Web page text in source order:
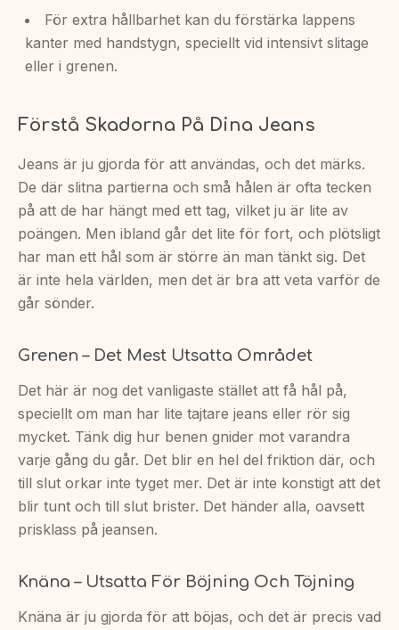
För extra hållbarhet kan du förstärka lappens
kanter med handstygn, speciellt vid intensivt slitage
eller i grenen.
Förstå Skadorna På Dina Jeans
Jeans är ju gjorda för att användas, och det märks.
De där slitna partierna och små hålen är ofta tecken
på att de har hängt med ett tag, vilket ju är lite av
poängen. Men ibland går det lite för fort, och plötsligt
har man ett hål som är större än man tänkt sig. Det
är inte hela världen, men det är bra att veta varför de
går sönder.
Grenen – Det Mest Utsatta Området
Det här är nog det vanligaste stället att få hål på,
speciellt om man har lite tajtare jeans eller rör sig
mycket. Tänk dig hur benen gnider mot varandra
varje gång du går. Det blir en hel del friktion där, och
till slut orkar inte tyget mer. Det är inte konstigt att det
blir tunt och till slut brister. Det händer alla, oavsett
prisklass på jeansen.
Knäna – Utsatta För Böjning Och Töjning
Knäna är ju gjorda för att böjas, och det är precis vad